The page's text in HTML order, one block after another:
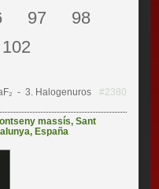
97
98
102
- 3. Halogenuros #2380
massís,Sant
, España